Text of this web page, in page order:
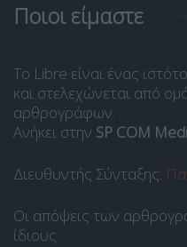
Ποιοι είμαστε
Το Libre είναι ένας
και στελεχώνεται από
αρθρογράφων.
Ανήκει στην SP COM
Διευθυντής Σύνταξης:
Οι απόψεις των
ίδιους.